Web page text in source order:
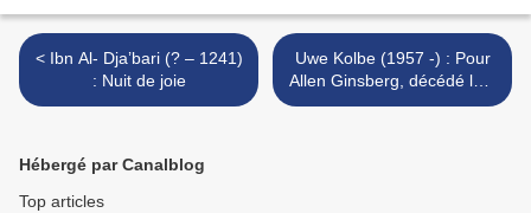
< Ibn Al- Dja’bari (? – 1241)
: Nuit de joie
Uwe Kolbe (1957 -) : Pour
Allen Ginsberg, décédé le 5
avril 1997 / Für Allen
Hébergé par Canalblog
Top articles